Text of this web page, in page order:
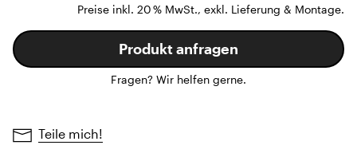
Preise inkl. 20 % MwSt., exkl. Lieferung & Montage.
Produkt anfragen
Fragen? Wir helfen gerne.
Teile mich!